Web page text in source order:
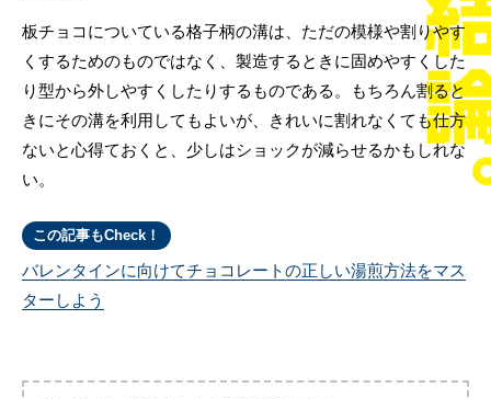
板チョコについている格子柄の溝は、ただの模様や割りやす
くするためのものではなく、製造するときに固めやすくした
り型から外しやすくしたりするものである。もちろん割ると
きにその溝を利用してもよいが、きれいに割れなくても仕方
ないと心得ておくと、少しはショックが減らせるかもしれな
い。
この記事もCheck！
バレンタインに向けてチョコレートの正しい湯煎方法をマス
ターしよう